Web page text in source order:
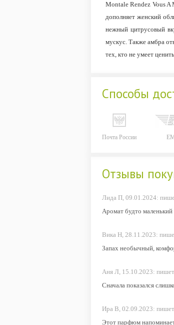
Montale Rendez Vous A
дополняет женский
нежный цитрусовый
мускус. Также амбра
тех, кто не умеет
Способы
Почта России
Отзывы
Лида П, 09.01.2024:
Аромат будто маленький
Вика Н, 28.11.2023:
Запах необычный,
Аня Л, 15.10.2023: пишет
Сначала показался
Ира В, 02.09.2023: пишет
Этот парфюм